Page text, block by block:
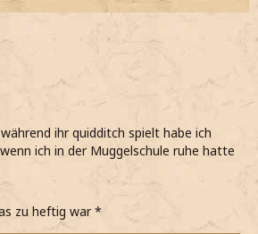
ihr quidditch spielt habe ich
ich in der Muggelschule ruhe hatte
zu heftig war *